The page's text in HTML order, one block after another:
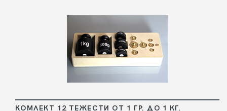
КОМЛЕКТ 12 ТЕЖЕСТИ ОТ 1 ГР. ДО 1 КГ.